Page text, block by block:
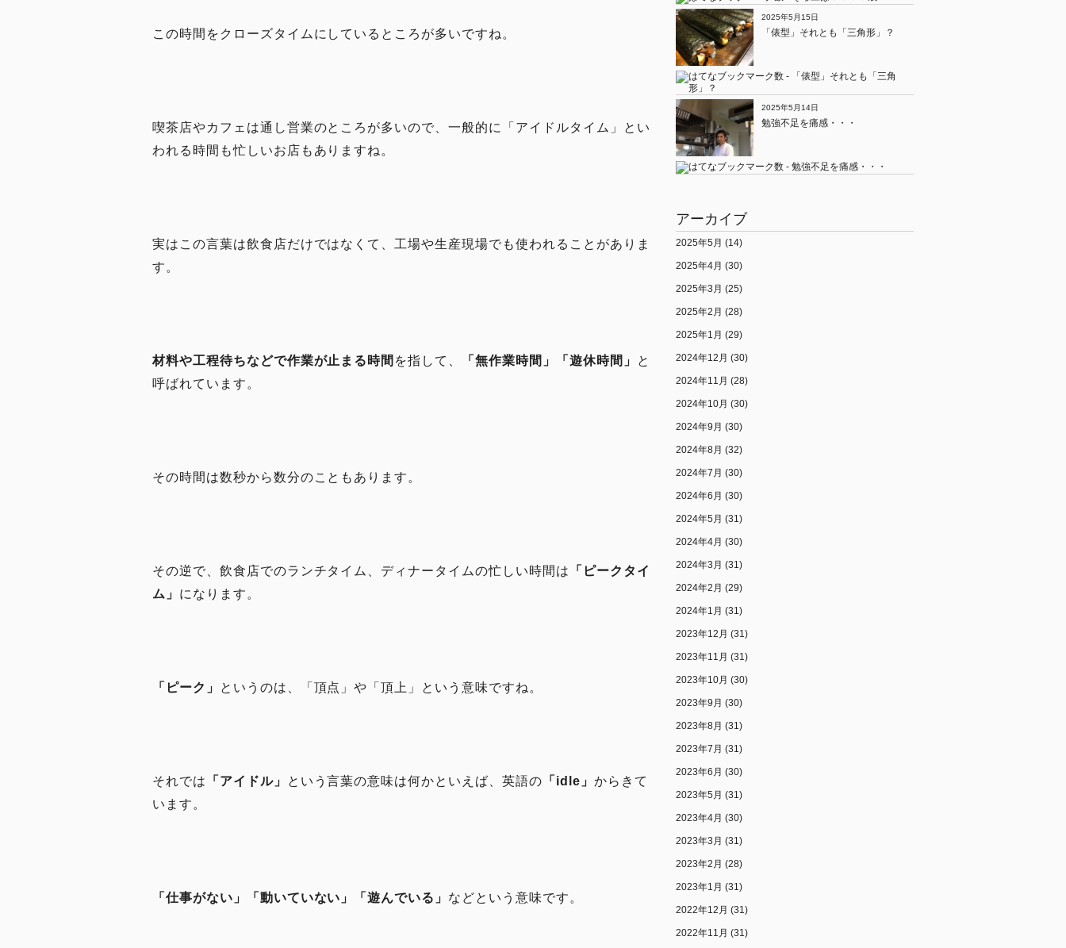
この時間をクローズタイムにしているところが多いですね。
喫茶店やカフェは通し営業のところが多いので、一般的に「アイドルタイム」とい
われる時間も忙しいお店もありますね。
実はこの言葉は飲食店だけではなくて、工場や生産現場でも使われることがありま
す。
材料や工程待ちなどで作業が止まる時間 を指して、 「無作業時間」「遊休時間」
と
呼ばれています。
その時間は数秒から数分のこともあります。
その逆で、飲食店でのランチタイム、ディナータイムの忙しい時間は
「ピークタイ
ム」 になります。
「ピーク」 というのは、「頂点」や「頂上」という意味ですね。
それでは 「アイドル」 という言葉の意味は何かといえば、英語の 「idle」 からきて
います。
「仕事がない」「動いていない」「遊んでいる」 などという意味です。
2025年5月15日
「俵型」それとも「三角形」？
2025年5月14日
勉強不足を痛感・・・
アーカイブ
2025年5月 (14)
2025年4月 (30)
2025年3月 (25)
2025年2月 (28)
2025年1月 (29)
2024年12月 (30)
2024年11月 (28)
2024年10月 (30)
2024年9月 (30)
2024年8月 (32)
2024年7月 (30)
2024年6月 (30)
2024年5月 (31)
2024年4月 (30)
2024年3月 (31)
2024年2月 (29)
2024年1月 (31)
2023年12月 (31)
2023年11月 (31)
2023年10月 (30)
2023年9月 (30)
2023年8月 (31)
2023年7月 (31)
2023年6月 (30)
2023年5月 (31)
2023年4月 (30)
2023年3月 (31)
2023年2月 (28)
2023年1月 (31)
2022年12月 (31)
2022年11月 (31)